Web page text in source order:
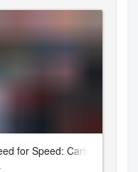
for Speed: Carbon